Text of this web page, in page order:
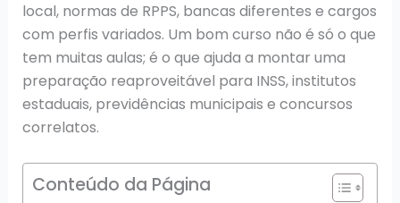
local, normas de RPPS, bancas diferentes e cargos
com perfis variados. Um bom curso não é só o que
tem muitas aulas; é o que ajuda a montar uma
preparação reaproveitável para INSS, institutos
estaduais, previdências municipais e concursos
correlatos.
Conteúdo da Página